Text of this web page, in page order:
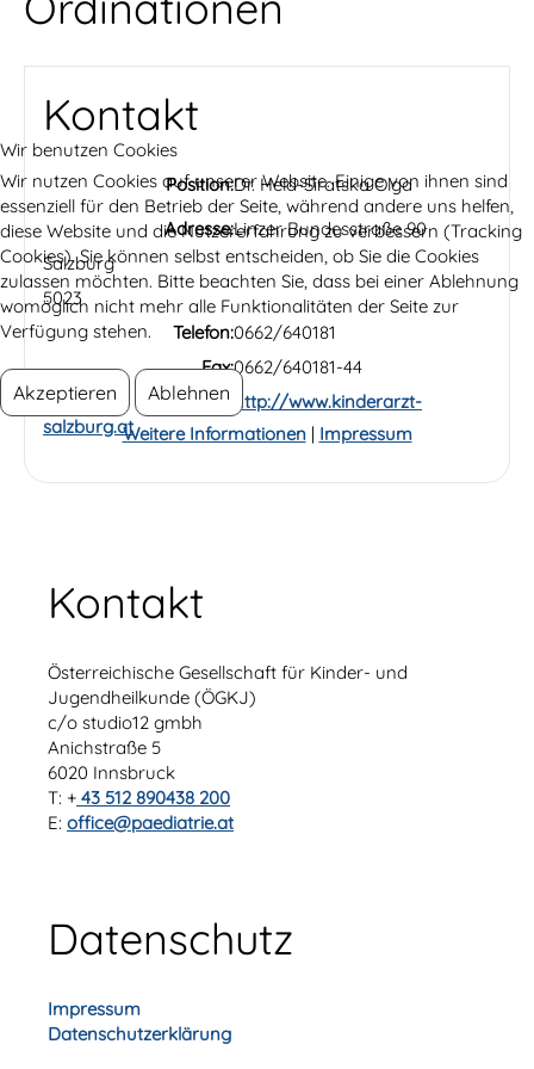
Kontakt
Position:Dr. Held-Siratska Olga
Adresse:Linzer Bundesstraße 90
Salzburg
5023
Telefon:0662/640181
Fax:0662/640181-44
Website: http://www.kinderarzt-
salzburg.at
Kontakt
Österreichische Gesellschaft für Kinder- und
Jugendheilkunde (ÖGKJ)
c/o studio12 gmbh
Anichstraße 5
6020 Innsbruck
T: + 43 512 890438 200
E: office@paediatrie.at
Datenschutz
Impressum
Datenschutzerklärung
Wir benutzen Cookies
Wir nutzen Cookies auf unserer Website. Einige von ihnen sind
essenziell für den Betrieb der Seite, während andere uns helfen,
diese Website und die Nutzererfahrung zu verbessern (Tracking
Cookies). Sie können selbst entscheiden, ob Sie die Cookies
zulassen möchten. Bitte beachten Sie, dass bei einer Ablehnung
womöglich nicht mehr alle Funktionalitäten der Seite zur
Verfügung stehen.
Akzeptieren Ablehnen
Weitere Informationen| Impressum